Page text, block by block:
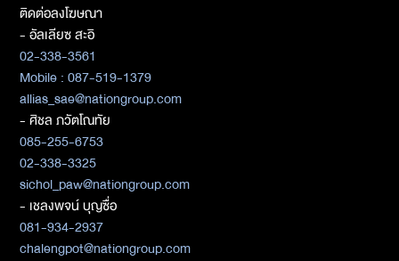
ติดต่อลงโฆษณา
- อัลเลียซ สะอิ
02-338-3561
Mobile : 087-519-1379
allias_sae@nationgroup.com
- ศิชล ภวัตโณทัย
085-255-6753
02-338-3325
sichol_paw@nationgroup.com
- เชลงพจน์ บุญซื่อ
081-934-2937
chalengpot@nationgroup.com